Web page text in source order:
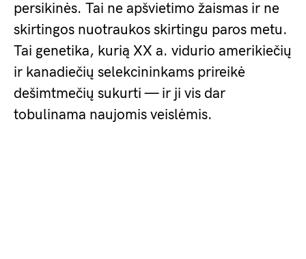
persikinės. Tai ne apšvietimo žaismas ir ne
skirtingos nuotraukos skirtingu paros metu.
Tai genetika, kurią XX a. vidurio amerikiečių
ir kanadiečių selekcininkams prireikė
dešimtmečių sukurti — ir ji vis dar
tobulinama naujomis veislėmis.